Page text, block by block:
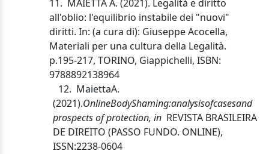
11. MAIETTA A. (2021). Legalità e diritto
all'oblio: l'equilibrio instabile dei "nuovi"
diritti. In: (a cura di): Giuseppe Acocella,
Materiali per una cultura della Legalità.
p.195-217, TORINO, Giappichelli, ISBN:
9788892138964
12. MaiettaA.
(2021).OnlineBodyShaming:analysisofcasesand
prospects of protection, in REVISTA BRASILEIRA
DE DIREITO (PASSO FUNDO. ONLINE),
ISSN:2238-0604